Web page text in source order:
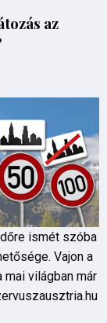
az
ismét szóba
Vajon a
mai világban már